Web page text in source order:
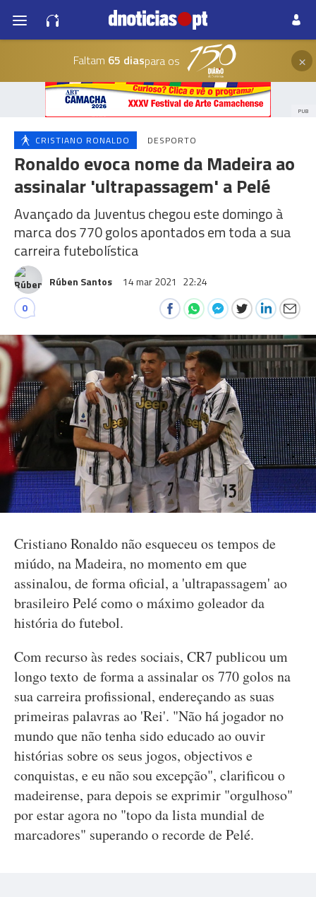
Faltam 65 diaspara os ×
PUB
CRISTIANO RONALDO DESPORTO
Ronaldo evoca nome da Madeira ao
assinalar 'ultrapassagem' a Pelé
Avançado da Juventus chegou este domingo à
marca dos 770 golos apontados em toda a sua
carreira futebolística
Rúben Santos 14 mar 2021 22:24
0
Cristiano Ronaldo não esqueceu os tempos de
miúdo, na Madeira, no momento em que
assinalou, de forma oficial, a 'ultrapassagem' ao
brasileiro Pelé como o máximo goleador da
história do futebol.
Com recurso às redes sociais, CR7 publicou um
longo texto de forma a assinalar os 770 golos na
sua carreira profissional, endereçando as suas
primeiras palavras ao 'Rei'. "Não há jogador no
mundo que não tenha sido educado ao ouvir
histórias sobre os seus jogos, objectivos e
conquistas, e eu não sou excepção", clarificou o
madeirense, para depois se exprimir "orgulhoso"
por estar agora no "topo da lista mundial de
marcadores" superando o recorde de Pelé.